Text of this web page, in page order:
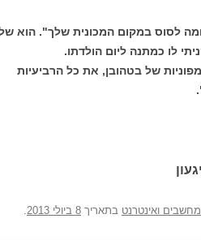
לסוס במקום המכונית שלך". הוא
לו כמתנה ליום הולדתו.
של בטהובן, את כל הרביעיות
מחשבים ואינטרנט בתאריך 8 ביולי 2013 .